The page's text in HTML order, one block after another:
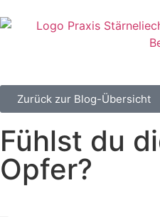
Zurück zur Blog-Übersicht
Fühlst du
Opfer?